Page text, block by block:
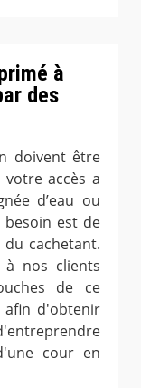
à
des
doivent être
accès a
d’eau ou
est de
cachetant.
à nos clients
de ce
afin d'obtenir
cour en